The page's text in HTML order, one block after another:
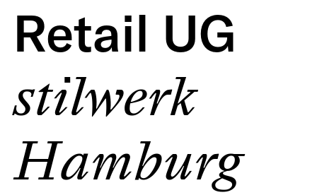
Retail UG
stilwerk
Hamburg